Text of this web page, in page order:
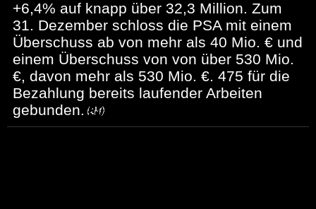
+6,4% auf knapp über 32,3 Million. Zum
31. Dezember schloss die PSA mit einem
Überschuss ab von mehr als 40 Mio. € und
einem Überschuss von von über 530 Mio.
€, davon mehr als 530 Mio. €. 475 für die
Bezahlung bereits laufender Arbeiten
gebunden.